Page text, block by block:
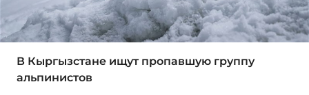
В Кыргызстане ищут пропавшую группу
альпинистов